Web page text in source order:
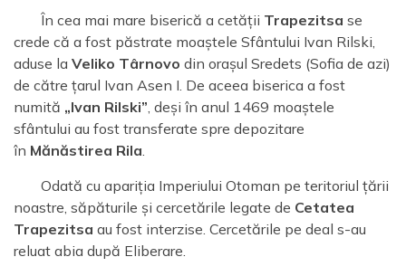
În cea mai mare biserică a cetății Trapezitsa se
crede că a fost păstrate moaștele Sfântului Ivan Rilski,
aduse la Veliko Târnovo din orașul Sredets (Sofia de azi)
de către țarul Ivan Asen I. De aceea biserica a fost
numită „Ivan Rilski”, deși în anul 1469 moaștele
sfântului au fost transferate spre depozitare
în Mănăstirea Rila.
Odată cu apariția Imperiului Otoman pe teritoriul țării
noastre, săpăturile și cercetările legate de Cetatea
Trapezitsa au fost interzise. Cercetările pe deal s-au
reluat abia după Eliberare.